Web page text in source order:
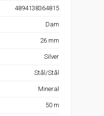
4894138364815
Dam
26 mm
Silver
Stål/Stål
Mineral
50 m